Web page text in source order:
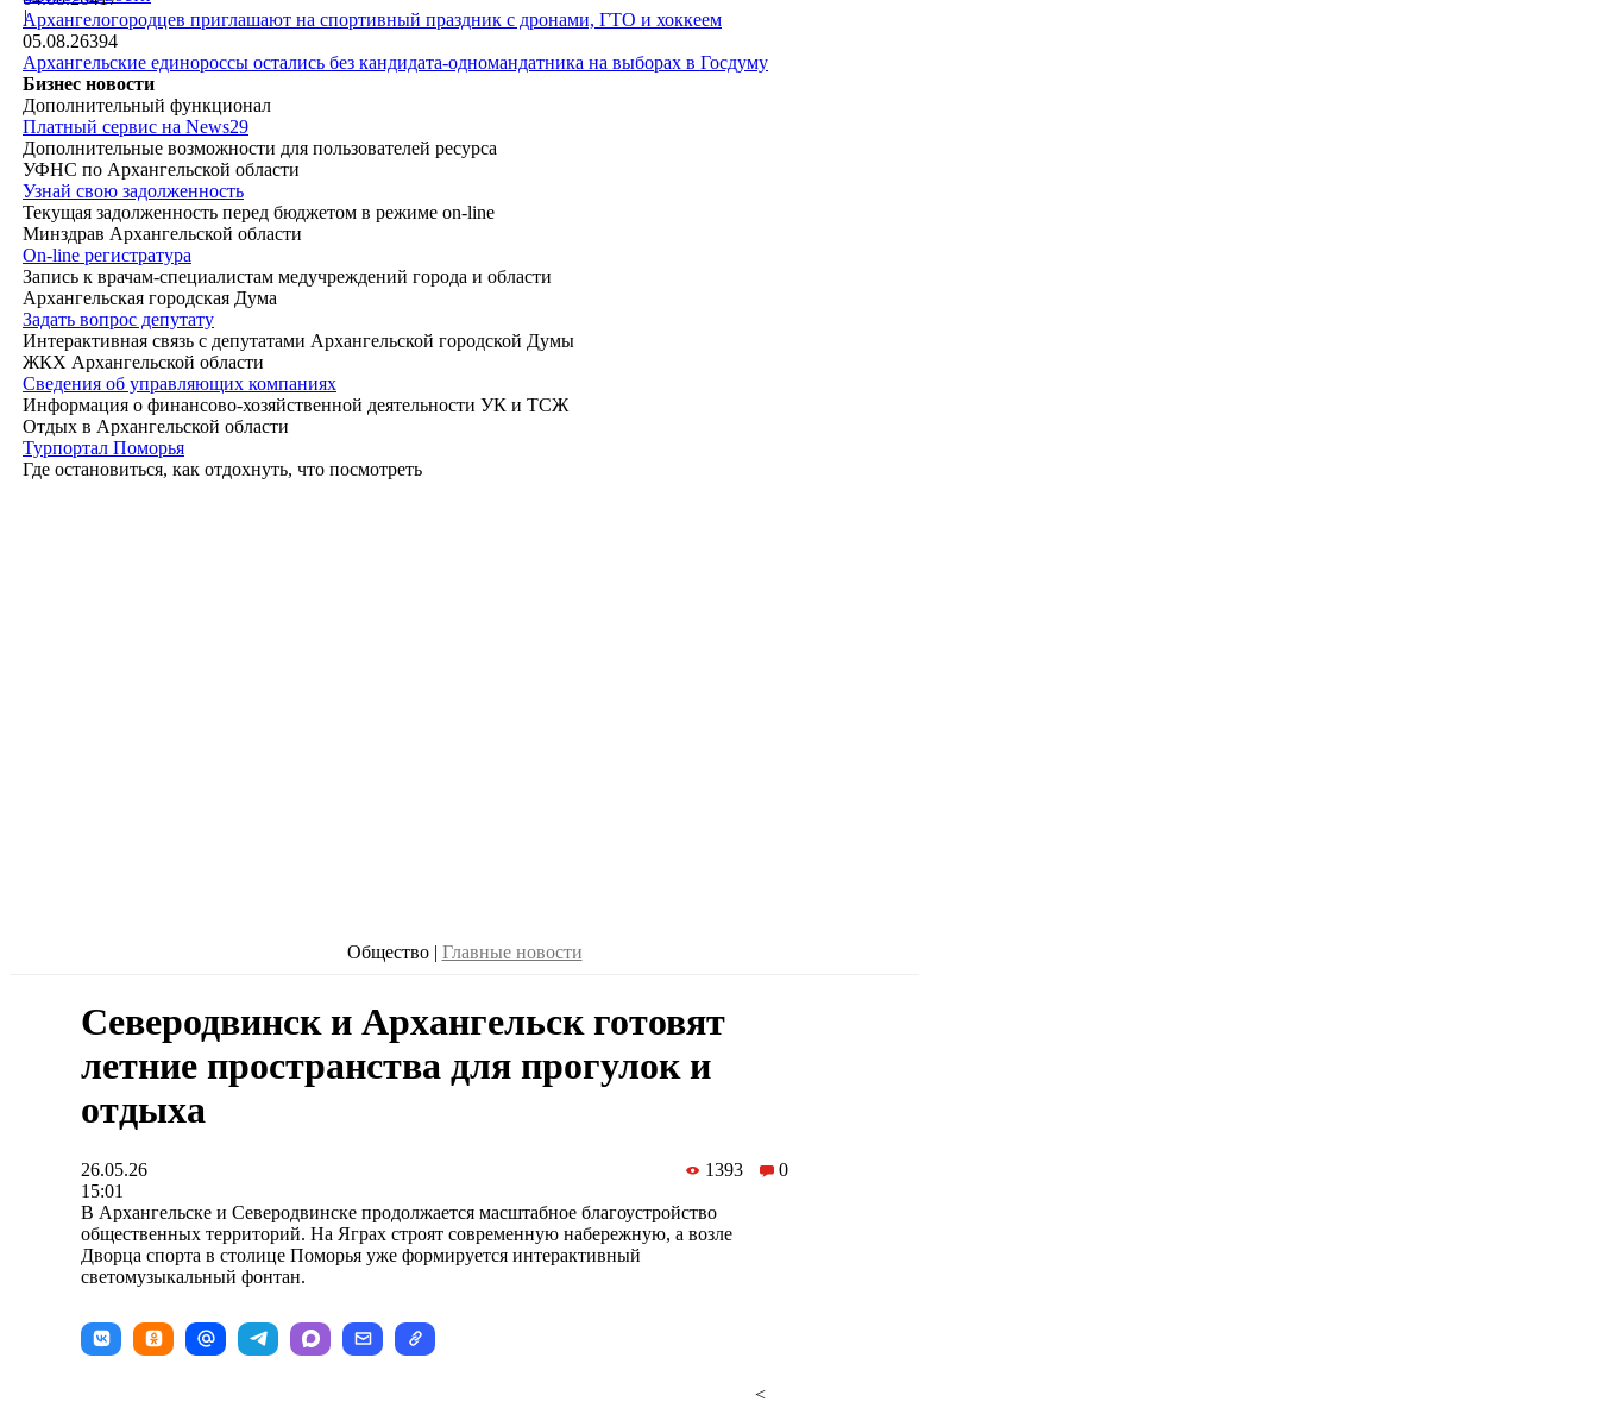
|Архангелогородцев приглашают на спортивный праздник с дронами, ГТО и хоккеем
05.08.26394
Архангельские единороссы остались без кандидата-одномандатника на выборах в Госдуму
Бизнес новости
Дополнительный функционал
Платный сервис на News29
Дополнительные возможности для пользователей ресурса
УФНС по Архангельской области
Узнай свою задолженность
Текущая задолженность перед бюджетом в режиме on-line
Минздрав Архангельской области
On-line регистратура
Запись к врачам-специалистам медучреждений города и области
Архангельская городская Дума
Задать вопрос депутату
Интерактивная связь с депутатами Архангельской городской Думы
ЖКХ Архангельской области
Сведения об управляющих компаниях
Информация о финансово-хозяйственной деятельности УК и ТСЖ
Отдых в Архангельской области
Турпортал Поморья
Где остановиться, как отдохнуть, что посмотреть
Общество | Главные новости
Северодвинск и Архангельск готовят
летние пространства для прогулок и
отдыха
26.05.26
15:01
1393 0
В Архангельске и Северодвинске продолжается масштабное благоустройство
общественных территорий. На Яграх строят современную набережную, а возле
Дворца спорта в столице Поморья уже формируется интерактивный
светомузыкальный фонтан.
<